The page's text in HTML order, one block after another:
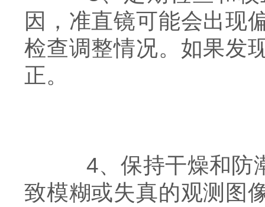
因，准直镜可能会出现
检查调整情况。如果发
正。
4、保持干燥和防潮
致模糊或失真的观测图